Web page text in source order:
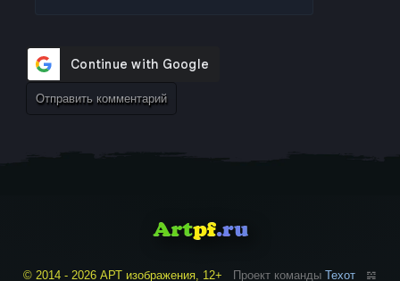
© 2014 - 2026 АРТ изображения, 12+ Проект команды Техот 𝌴